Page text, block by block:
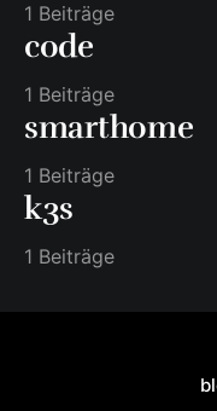
1 Beiträge
code
1 Beiträge
smarthome
1 Beiträge
k3s
1 Beiträge